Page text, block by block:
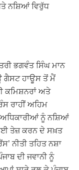
ਨਸ਼ਿਆਂ ਵਿਰੁੱਧ
ਭਗਵੰਤ ਸਿੰਘ ਮਾਨ
ਗੈਸਟ ਹਾਊਸ ਤੋਂ ਮੈਂ
ਕਮਿਸ਼ਨਰਾਂ ਅਤੇ
ਰਾਹੀਂ ਅਹਿਮ
ਅਧਿਕਾਰੀਆਂ ਨੂੰ ਨਸ਼ਿਆਂ
ਤੇਜ਼ ਕਰਨ ਦੇ ਸਖ਼ਤ
ਨੀਤੀ ਤਹਿਤ ਨਸ਼ਾ
ਦੀ ਜਵਾਨੀ ਨੂੰ